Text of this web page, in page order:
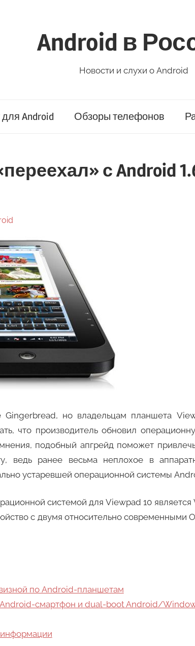
Android в
Новости и слухи о Android
Android Обзоры телефонов
с Android
но владельцам планшета
что производитель обновил
подобный апгрейд поможет
ведь ранее весьма неплохое в
устаревшей операционной системы
системой для Viewpad 10 является
с двумя относительно современными
по Android-планшетам
смартфон и dual-boot Android/
информации